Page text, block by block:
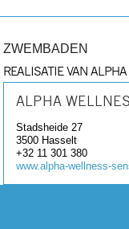
ZWEMBADEN
REALISATIE VAN
ALPHA
Stadsheide 27
3500 Hasselt
+32 11 301 380
www.alpha-wellness-